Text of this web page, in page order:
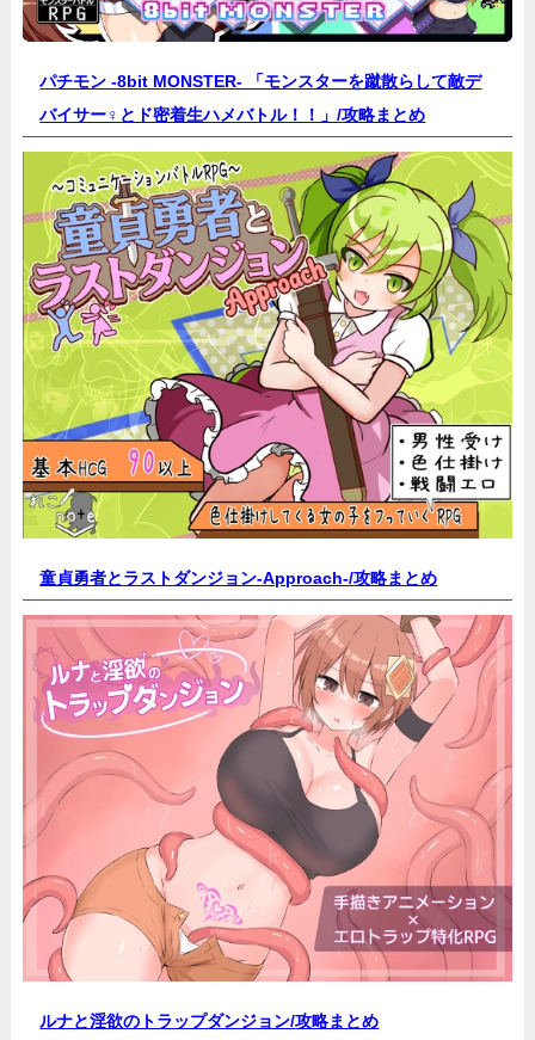
パチモン -8bit MONSTER- 「モンスターを蹴散らして敵デ
バイサー♀とド密着生ハメバトル！！」/攻略まとめ
童貞勇者とラストダンジョン-Approach-/攻略まとめ
ルナと淫欲のトラップダンジョン/攻略まとめ